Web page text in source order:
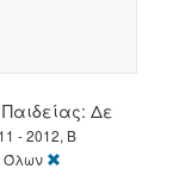
Δε
- 2012, Β
Όλων